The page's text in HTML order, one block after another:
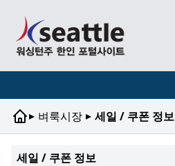
▸ 벼룩시장 ▸ 세일 / 쿠폰 정보
세일 / 쿠폰 정보